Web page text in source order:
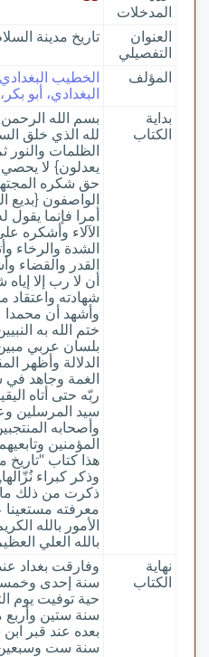
المدخلات
العنوان
التفصيلي
تاريخ مدينة
المؤلف
الخطيب
البغدادي، أبو
بداية
الكتاب
بسم الله
لله الذي خلق
الظلمات والنور
يعدلون} لا يحصي
حق شكره
الواصفون {بديع
أمرا فإنما
الآلاء وأشكره
الشدة والرخاء
القدر والقضاء
أن لا رب إلا
شهادته واعتقاد
وأشهد أن محمدا
ختم الله به
بلسان عربي
الدلالة وأظهر
الغمة وجاهد في
ربّه حتى أتاه
سيد المرسلين
وأصحابه
المؤمنين
هذا كتاب "تاريخ
وذكر كبراء
ذكرت من ذلك ما
معرفته
الأمور بالله
بالله العلي
نهاية
الكتاب
وفارقت بغداد
سنة إحدى
حية توفيت يوم
سنة ستين
بعده عند قبر
سنة ست وسبعين